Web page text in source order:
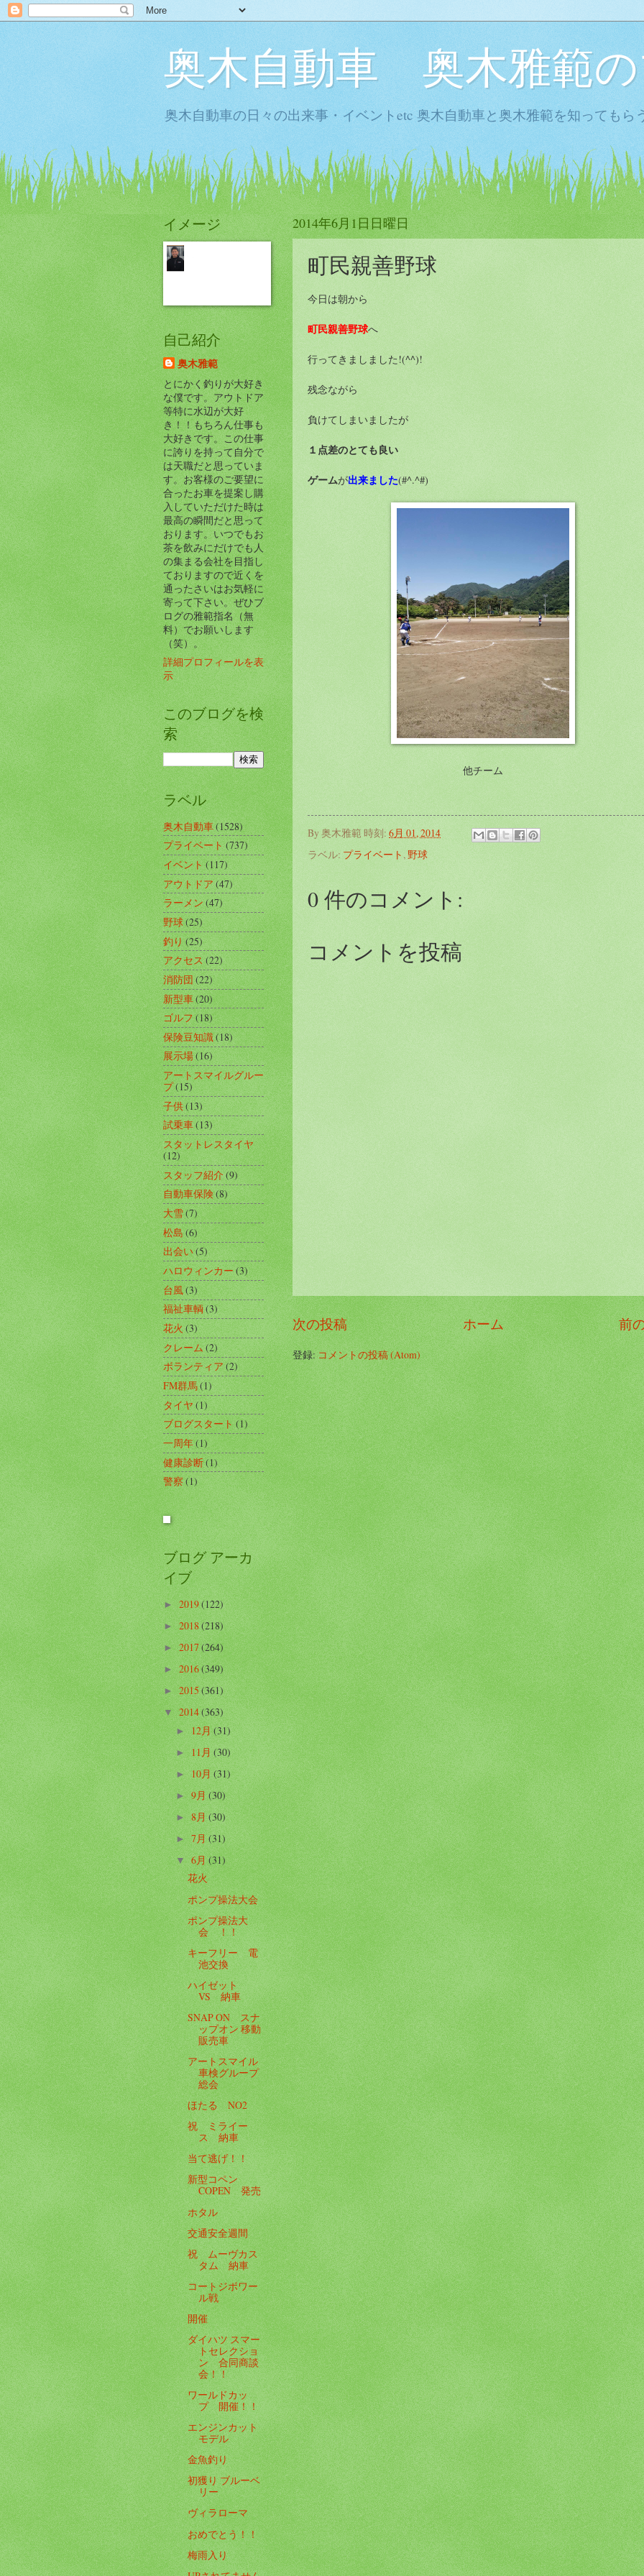
奥木自動車 奥木雅範
奥木自動車の日々の出来事・イベントetc 奥木自動車と奥木雅範を知ってもら
2014年6月1日日曜日
町民親善野球
今日は朝から
町民親善野球へ
行ってきましました!(^^)!
残念ながら
負けてしまいましたが
１点差のとても良い
ゲームが出来ました(#^.^#)
他チーム
By奥木雅範 時刻: 6月 01, 2014
ラベル: プライベート , 野球
0 件のコメント:
コメントを投稿
次の投稿 前
ホーム
登録:コメントの投稿 (Atom)
イメージ
自己紹介
奥木雅範
とにかく釣りが大好き
な僕です。アウトドア
等特に水辺が大好
き！！もちろん仕事も
大好きです。この仕事
に誇りを持って自分で
は天職だと思っていま
す。お客様のご要望に
合ったお車を提案し購
入していただけた時は
最高の瞬間だと思って
おります。いつでもお
茶を飲みにだけでも人
の集まる会社を目指し
ておりますので近くを
通ったさいはお気軽に
寄って下さい。ぜひブ
ログの雅範指名（無
料）でお願いします
（笑）。
詳細プロフィールを表
示
このブログを検
索
ラベル
奥木自動車(1528)
プライベート(737)
イベント(117)
アウトドア(47)
ラーメン(47)
野球(25)
釣り(25)
アクセス(22)
消防団(22)
新型車(20)
ゴルフ(18)
保険豆知識(18)
展示場(16)
アートスマイルグルー
プ(15)
子供(13)
試乗車(13)
スタットレスタイヤ
(12)
スタッフ紹介(9)
自動車保険(8)
大雪(7)
松島 (6)
出会い(5)
ハロウィンカー(3)
台風(3)
福祉車輌(3)
花火(3)
クレーム(2)
ボランティア(2)
FM群馬(1)
タイヤ(1)
ブログスタート(1)
一周年(1)
健康診断(1)
警察(1)
ブログ アーカ
イブ
►2019(122)
► 2018(218)
►2017(264)
►2016(349)
►2015(361)
▼2014(363)
► 12月(31)
►11月(30)
►10月(31)
►9月(30)
►8月(30)
►7月(31)
▼6月(31)
花火
ポンプ操法大会
ポンプ操法大
会 ！！
キーフリー 電
池交換
ハイゼット
VS 納車
SNAP ON スナ
ップオン 移動
販売車
アートスマイル
車検グループ
総会
ほたる NO2
祝 ミライー
ス 納車
当て逃げ！！
新型コペン
COPEN 発売
ホタル
交通安全週間
祝 ムーヴカス
タム 納車
コートジボワー
ル戦
開催
ダイハツ スマー
トセレクショ
ン 合同商談
会！！
ワールドカッ
プ 開催！！
エンジンカット
モデル
金魚釣り
初獲り ブルーベ
リー
ヴィラローマ
おめでとう！！
梅雨入り